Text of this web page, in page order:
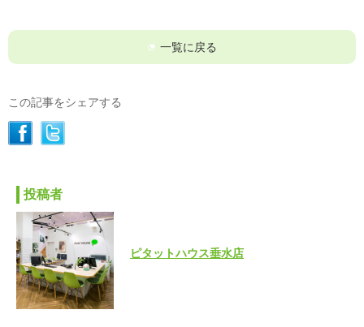
一覧に戻る
この記事をシェアする
投稿者
ピタットハウス垂水店